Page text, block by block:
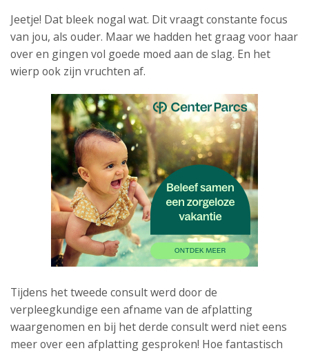
Jeetje! Dat bleek nogal wat. Dit vraagt constante focus
van jou, als ouder. Maar we hadden het graag voor haar
over en gingen vol goede moed aan de slag. En het
wierp ook zijn vruchten af.
Tijdens het tweede consult werd door de
verpleegkundige een afname van de afplatting
waargenomen en bij het derde consult werd niet eens
meer over een afplatting gesproken! Hoe fantastisch